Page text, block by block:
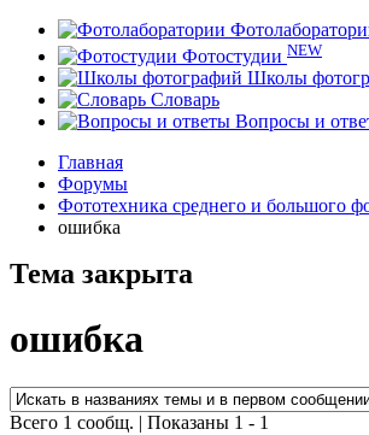
Фотостудии NEW
Школы
Словарь
Вопросы и
Главная
Форумы
Фототехника среднего и большого
ошибка
Тема закрыта
ошибка
Всего 1 сообщ. | Показаны 1 - 1